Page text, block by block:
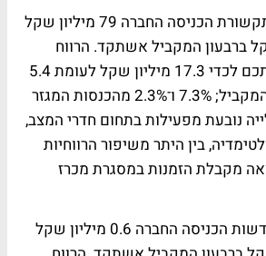
במגזר מולטימדיה ותקשורת הכניסה החברה 79 מיליון שקל
שקל ברבעון המקביל אשתקד. הרווח
התפעולי במגזר הסתכם לכדי 17.3 מיליון שקל לעומת 5.4
מיליון שקל ברבעון המקביל; 7.3% ו־2.3% מהכנסות המגזר
נובעת מפעילות בתחום חדרי המצב,
בין היתר משיפור הרווחיות
מקבלת הזמנות במסגרת מכרז
במגזר אנרגיות מתחדשות הכניסה החברה 0.6 מיליון שקל